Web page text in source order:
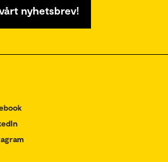
nyhetsbrev!